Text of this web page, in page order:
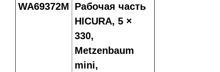
WA69372M Рабочая часть
HICURA, 5 ×
330,
Metzenbaum
mini,